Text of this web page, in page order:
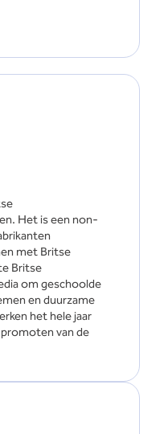
Het is een non-
met Britse
Britse
om geschoolde
en duurzame
het hele jaar
van de